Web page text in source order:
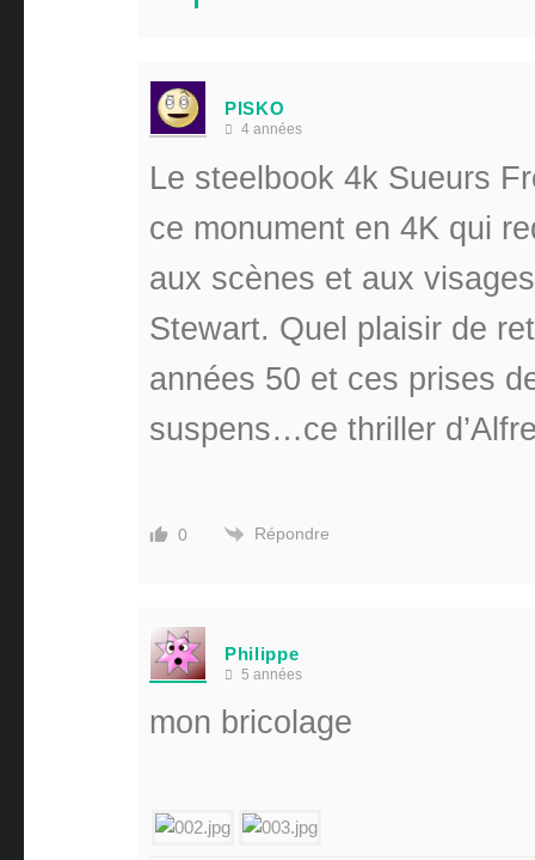
PISKO
4 années
Le steelbook 4k Sueurs
ce monument en 4K qui
aux scènes et aux
Stewart. Quel plaisir de
années 50 et ces prises
suspens…ce thriller
0 Répondre
Philippe
5 années
mon bricolage